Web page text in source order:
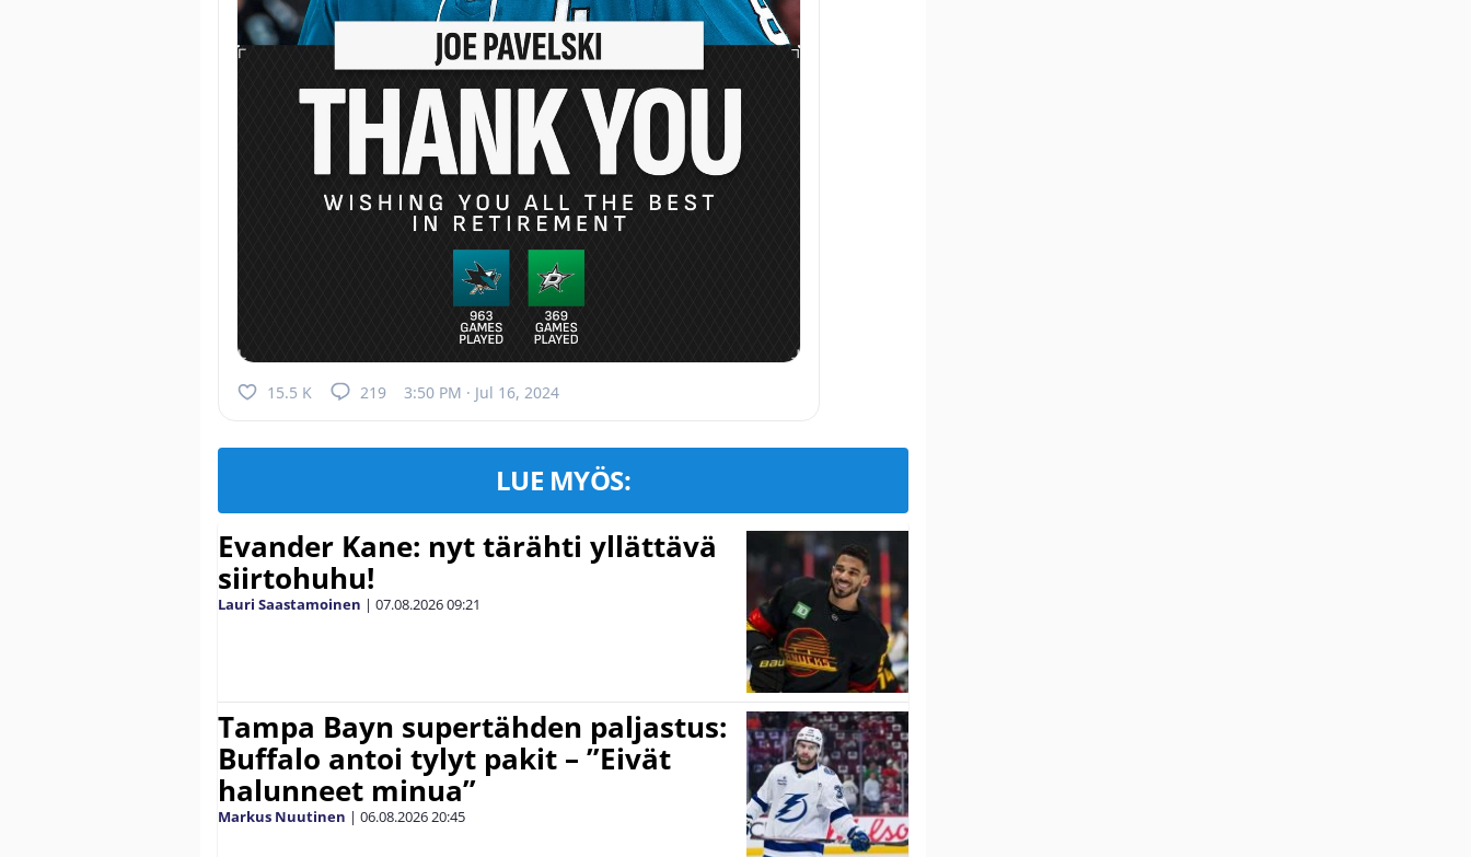
15.5 K 219 3:50 PM · Jul 16, 2024
LUE MYÖS:
Evander Kane: nyt tärähti yllättävä
siirtohuhu!
Lauri Saastamoinen | 07.08.202609:21
Tampa Bayn supertähden paljastus:
Buffalo antoi tylyt pakit – ”Eivät
halunneet minua”
Markus Nuutinen | 06.08.202620:45